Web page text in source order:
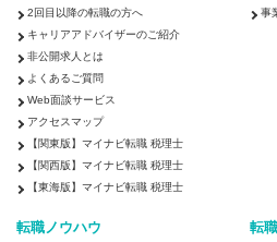
2回目以降の転職の方へ
キャリアアドバイザーのご紹介
非公開求人とは
よくあるご質問
Web面談サービス
アクセスマップ
【関東版】マイナビ転職 税理士
【関西版】マイナビ転職 税理士
【東海版】マイナビ転職 税理士
事
転職ノウハウ 転